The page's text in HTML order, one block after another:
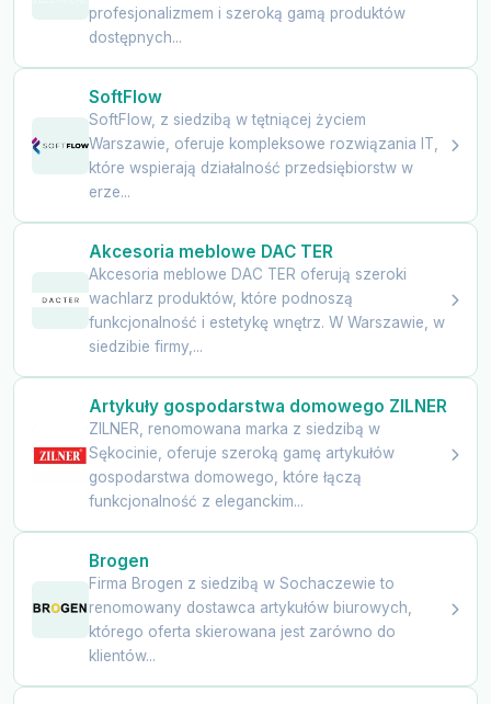
profesjonalizmem i szeroką gamą produktów
dostępnych...
SoftFlow
SoftFlow, z siedzibą w tętniącej życiem
Warszawie, oferuje kompleksowe rozwiązania IT,
które wspierają działalność przedsiębiorstw w
erze...
Akcesoria meblowe DAC TER
Akcesoria meblowe DAC TER oferują szeroki
wachlarz produktów, które podnoszą
funkcjonalność i estetykę wnętrz. W Warszawie, w
siedzibie firmy,...
Artykuły gospodarstwa domowego ZILNER
ZILNER, renomowana marka z siedzibą w
Sękocinie, oferuje szeroką gamę artykułów
gospodarstwa domowego, które łączą
funkcjonalność z eleganckim...
Brogen
Firma Brogen z siedzibą w Sochaczewie to
renomowany dostawca artykułów biurowych,
którego oferta skierowana jest zarówno do
klientów...